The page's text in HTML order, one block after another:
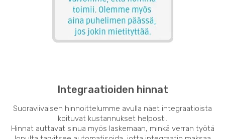
Integraatioiden hinnat
Suoraviivaisen hinnoittelumme avulla näet integraatioista
koituvat kustannukset helposti.
Hinnat auttavat sinua myös laskemaan, minkä verran työtä